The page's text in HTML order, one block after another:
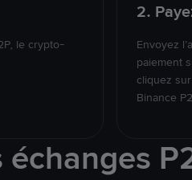
le crypto-
2.
Envoyez
paiement
cliquez
Binance